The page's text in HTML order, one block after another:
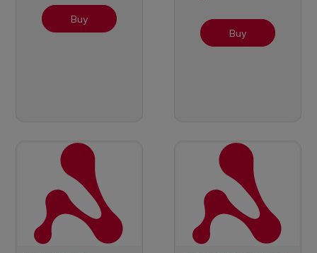
Aplicador largo
Blanco (10 uds.)
Buy
(Viscosímetro
Rotavisc)
Buy